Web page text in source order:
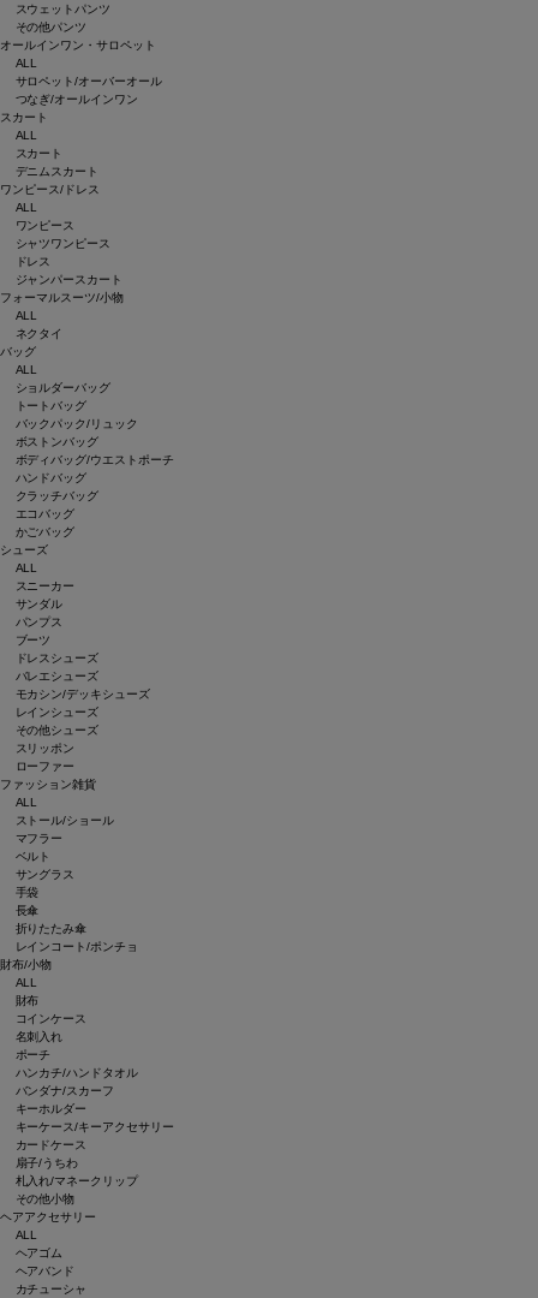
スウェットパンツ
その他パンツ
オールインワン・サロペット
ALL
サロペット/オーバーオール
つなぎ/オールインワン
スカート
ALL
スカート
デニムスカート
ワンピース/ドレス
ALL
ワンピース
シャツワンピース
ドレス
ジャンパースカート
フォーマルスーツ/小物
ALL
ネクタイ
バッグ
ALL
ショルダーバッグ
トートバッグ
バックパック/リュック
ボストンバッグ
ボディバッグ/ウエストポーチ
ハンドバッグ
クラッチバッグ
エコバッグ
かごバッグ
シューズ
ALL
スニーカー
サンダル
パンプス
ブーツ
ドレスシューズ
バレエシューズ
モカシン/デッキシューズ
レインシューズ
その他シューズ
スリッポン
ローファー
ファッション雑貨
ALL
ストール/ショール
マフラー
ベルト
サングラス
手袋
長傘
折りたたみ傘
レインコート/ポンチョ
財布/小物
ALL
財布
コインケース
名刺入れ
ポーチ
ハンカチ/ハンドタオル
バンダナ/スカーフ
キーホルダー
キーケース/キーアクセサリー
カードケース
扇子/うちわ
札入れ/マネークリップ
その他小物
ヘアアクセサリー
ALL
ヘアゴム
ヘアバンド
カチューシャ